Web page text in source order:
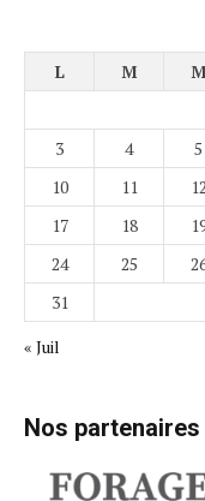
L
M
3
4 5
10
11 12
17
18
24
25
31
« Juil
Nos partenaires